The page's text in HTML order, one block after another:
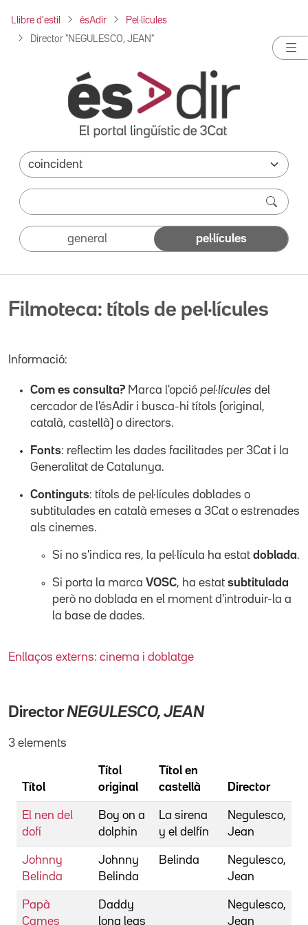
Llibre d'estil ésAdir Pel·lícules
Director "NEGULESCO, JEAN"
general pel·lícules
Filmoteca: títols de pel·lícules
Informació:
Com es consulta? Marca l'opció pel·lícules del
cercador de l'ésAdir i busca-hi títols (original,
català, castellà) o directors.
Fonts: reflectim les dades facilitades per 3Cat i la
Generalitat de Catalunya.
Continguts: títols de pel·lícules doblades o
subtitulades en català emeses a 3Cat o estrenades
als cinemes.
Si no s'indica res, la pel·lícula ha estat doblada.
Si porta la marca VOSC, ha estat subtitulada
però no doblada en el moment d'introduir-la a
la base de dades.
Enllaços externs: cinema i doblatge
DirectorNEGULESCO, JEAN
3 elements
Títol
Títol
original
Títol en
castellà
Director
El nen del
dofí
Boy on a
dolphin
La sirena
y el delfín
Negulesco,
Jean
Johnny
Belinda
Johnny
Belinda
Belinda
Negulesco,
Jean
Papà
Cames
Daddy
long legs
Negulesco,
Jean